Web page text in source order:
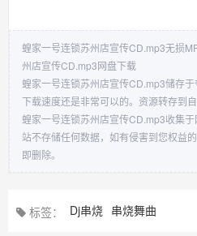
蝗家一号连锁苏州店宣传CD.mp3无损
州店宣传CD.mp3网盘下载
蝗家一号连锁苏州店宣传CD.mp3储存于
下载速度还是非常可以的。资源转存到
蝗家一号连锁苏州店宣传CD.mp3收集
站不存储任何数据，如有侵害到您权益
即删除。
标签： Dj串烧 串烧舞曲